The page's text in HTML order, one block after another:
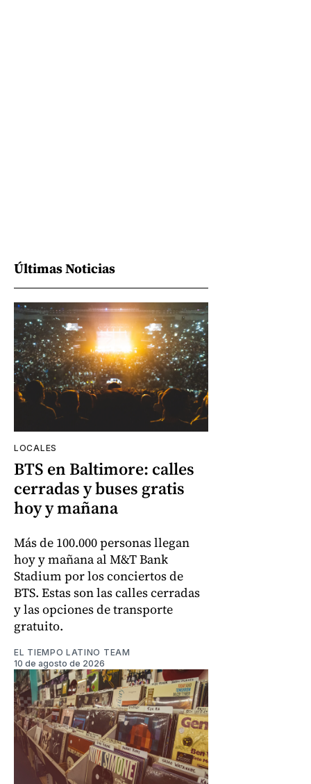
Últimas Noticias
LOCALES
BTS en Baltimore: calles
cerradas y buses gratis
hoy y mañana
Más de 100.000 personas llegan
hoy y mañana al M&T Bank
Stadium por los conciertos de
BTS. Estas son las calles cerradas
y las opciones de transporte
gratuito.
EL TIEMPO LATINO TEAM
10 de agosto de 2026